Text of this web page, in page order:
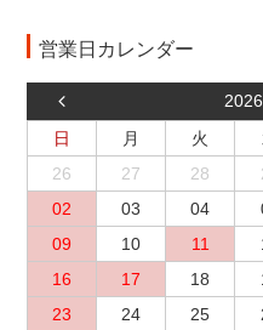
営業日カレンダー
日
月 火
26
27 28
02
03 04
09
10 11
16
17 18
23
24 25